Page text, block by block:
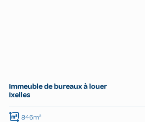
Immeuble de bureaux à louer
Ixelles
846m²